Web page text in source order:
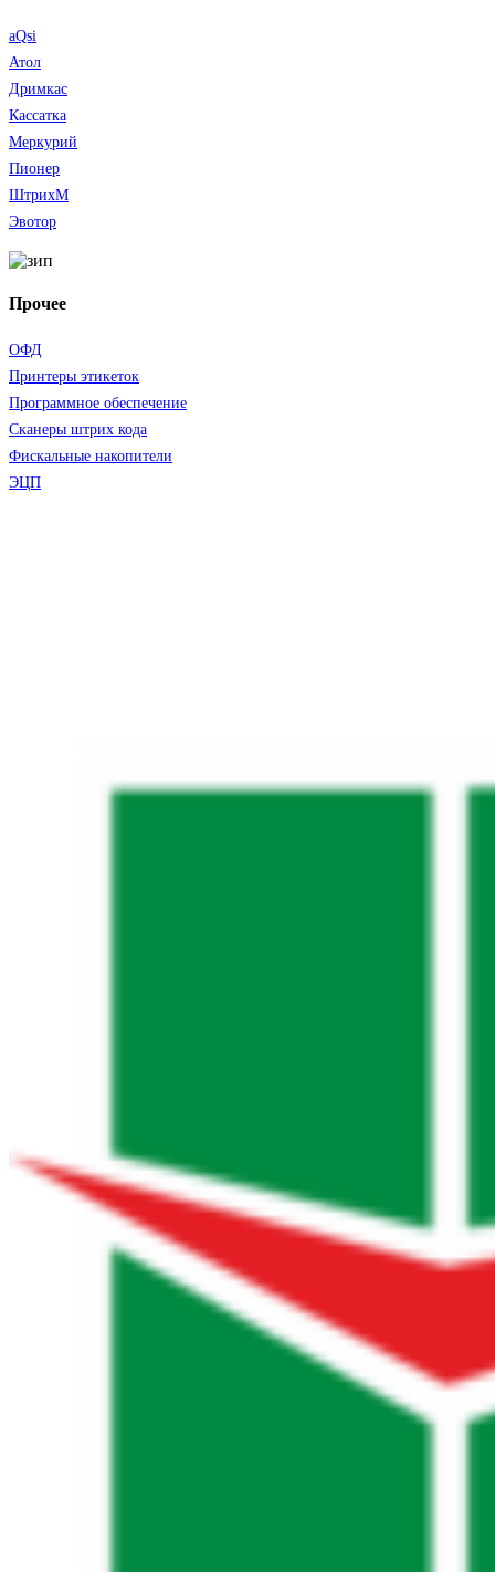
aQsi
Атол
Дримкас
Кассатка
Меркурий
Пионер
ШтрихМ
Эвотор
Прочее
ОФД
Принтеры этикеток
Программное обеспечение
Сканеры штрих кода
Фискальные накопители
ЭЦП